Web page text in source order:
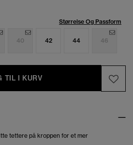
Størrelse Og Passform
40 42 44 46
TIL I KURV
tettere på kroppen for et mer